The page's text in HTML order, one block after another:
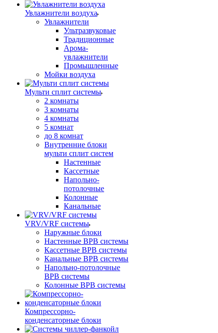
Увлажнители воздуха
Увлажнители
Ультразвуковые
Традиционные
Арома-
увлажнители
Промышленные
Мойки воздуха
Мульти сплит системы
2 комнаты
3 комнаты
4 комнаты
5 комнат
до 8 комнат
Внутренние блоки
мульти сплит систем
Настенные
Кассетные
Напольно-
потолочные
Колонные
Канальные
VRV/VRF системы
Наружные блоки
Настенные ВРВ системы
Кассетные ВРВ системы
Канальные ВРВ системы
Напольно-потолочные
ВРВ системы
Колонные ВРВ системы
Компрессорно-
конденсаторные блоки